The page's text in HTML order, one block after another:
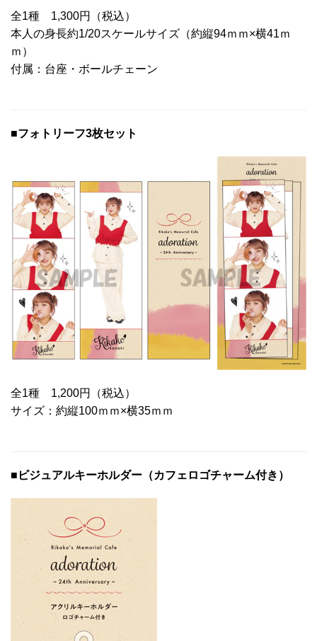
全1種 1,300円（税込）
本人の身長約1/20スケールサイズ（約縦94ｍｍ×横41ｍ
ｍ）
付属：台座・ボールチェーン
■フォトリーフ3枚セット
全1種 1,200円（税込）
サイズ：約縦100ｍｍ×横35ｍｍ
■ビジュアルキーホルダー（カフェロゴチャーム付き）